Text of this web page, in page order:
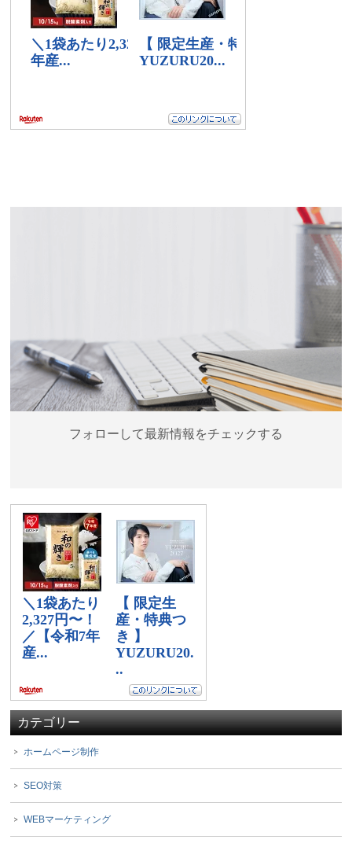
フォローして最新情報をチェックする
カテゴリー
ホームページ制作
SEO対策
WEBマーケティング